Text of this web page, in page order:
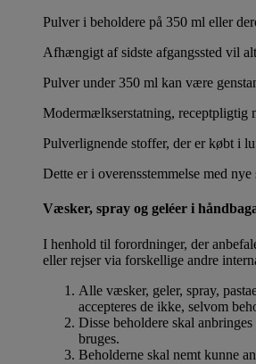
Pulver i beholdere på 350 ml eller
Afhængigt af sidste afgangssted vil
Pulver under 350 ml kan være
Modermælkserstatning, receptpligtig
Pulverlignende stoffer, der er købt i
Dette er i overensstemmelse med
Væsker, spray og geléer i
I henhold til forordninger, der
eller rejser via forskellige andre
Alle væsker, geler, spray,
accepteres de ikke, selvom
Disse beholdere skal
bruges.
Beholderne skal nemt kunne